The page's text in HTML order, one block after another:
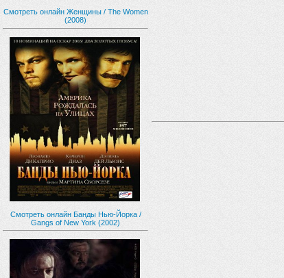
Смотреть онлайн Женщины / The Women
(2008)
Смотреть онлайн Банды Нью-Йорка /
Gangs of New York (2002)